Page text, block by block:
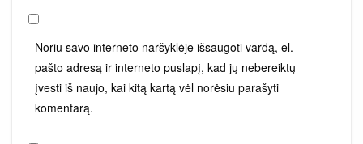
Noriu savo interneto naršyklėje išsaugoti vardą, el.
pašto adresą ir interneto puslapį, kad jų nebereiktų
įvesti iš naujo, kai kitą kartą vėl norėsiu parašyti
komentarą.